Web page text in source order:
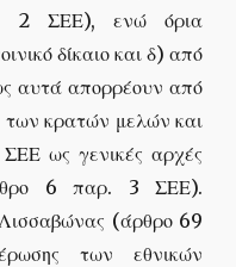
2 ΣΕΕ), ενώ όρια
δίκαιο και δ) από
αυτά απορρέουν από
των κρατών μελών και
ως γενικές αρχές
6 παρ. 3 ΣΕΕ).
(άρθρο 69
των εθνικών